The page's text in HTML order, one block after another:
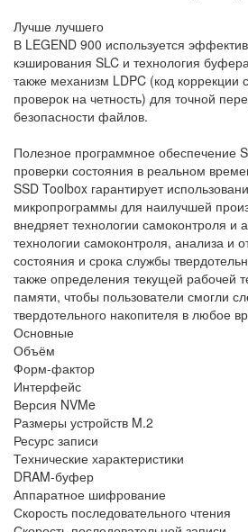
Лучше лучшего
В LEGEND 900 используется
кэширования SLC и технология
также механизм LDPC (код коррекции
проверок на четность) для точной
безопасности файлов.
Полезное программное обеспечение
проверки состояния в реальном
SSD Toolbox гарантирует
микропрограммы для наилучшей
внедряет технологии самоконтроля и
технологии самоконтроля, анализа и
состояния и срока службы
также определения текущей рабочей
памяти, чтобы пользователи смогли
твердотельного накопителя в любое
Основные
Объём
Форм-фактор
Интерфейс
Версия NVMe
Размеры устройств M.2
Ресурс записи
Технические характеристики
DRAM-буфер
Аппаратное шифрование
Скорость последовательного чтения